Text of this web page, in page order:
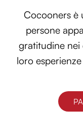
Cocooners è
persone
gratitudine
loro